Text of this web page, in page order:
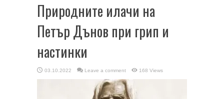
Природните илачи на
Петър Дънов при грип и
настинки
03.10.2022 Leave a comment 168 Views